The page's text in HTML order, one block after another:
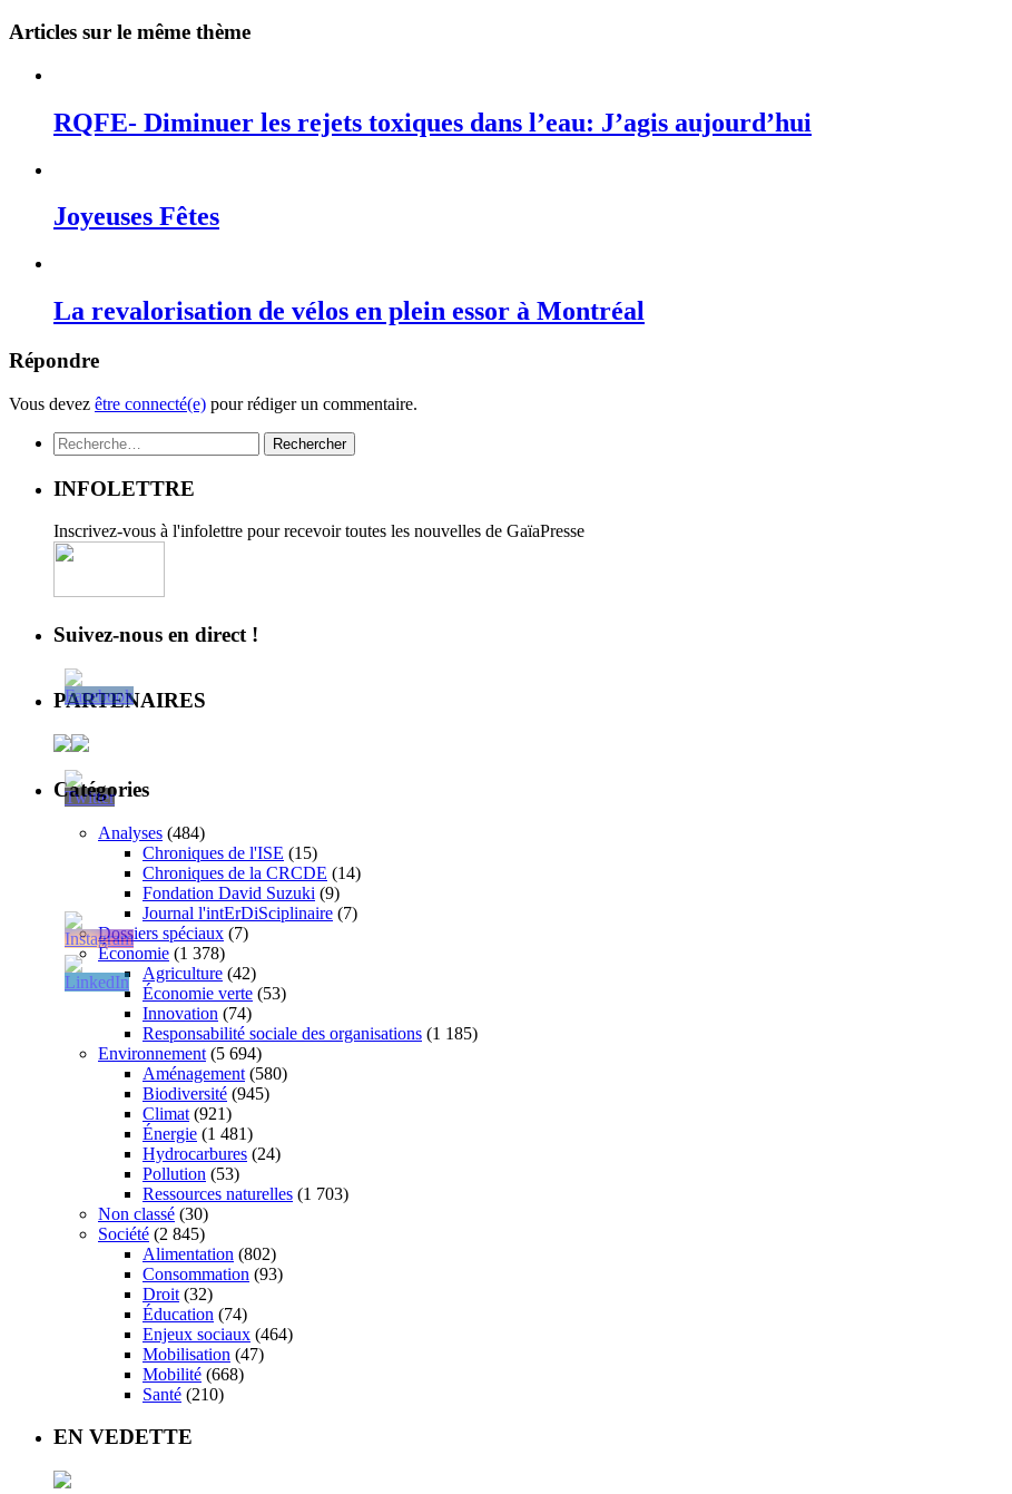
Articles sur le même thème
RQFE- Diminuer les rejets toxiques dans l’eau: J’agis aujourd’hui
Joyeuses Fêtes
La revalorisation de vélos en plein essor à Montréal
Répondre
Vous devez être connecté(e) pour rédiger un commentaire.
Rechercher :
INFOLETTRE
Inscrivez-vous à l'infolettre pour recevoir toutes les nouvelles de GaïaPresse
Suivez-nous en direct !
PARTENAIRES
Catégories
Analyses (484)
Chroniques de l'ISE (15)
Chroniques de la CRCDE (14)
Fondation David Suzuki (9)
Journal l'intErDiSciplinaire (7)
Dossiers spéciaux (7)
Économie (1 378)
Agriculture (42)
Économie verte (53)
Innovation (74)
Responsabilité sociale des organisations (1 185)
Environnement (5 694)
Aménagement (580)
Biodiversité (945)
Climat (921)
Énergie (1 481)
Hydrocarbures (24)
Pollution (53)
Ressources naturelles (1 703)
Non classé (30)
Société (2 845)
Alimentation (802)
Consommation (93)
Droit (32)
Éducation (74)
Enjeux sociaux (464)
Mobilisation (47)
Mobilité (668)
Santé (210)
EN VEDETTE